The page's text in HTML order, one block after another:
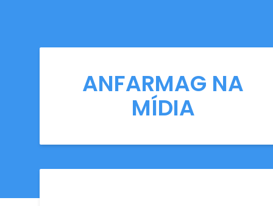
ANFARMAG NA
MÍDIA